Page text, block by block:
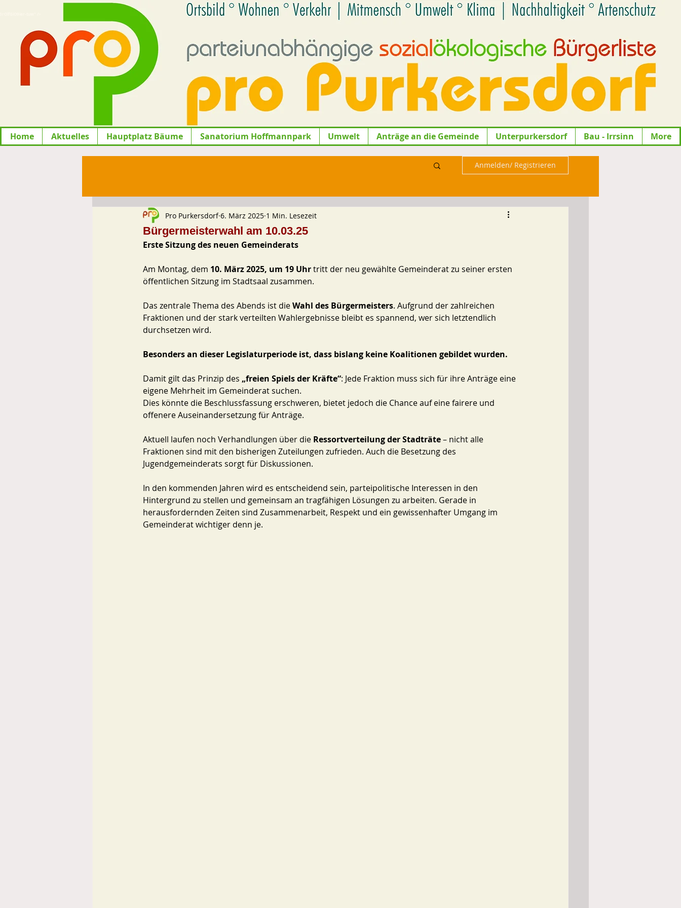
Home Aktuelles Hauptplatz Bäume Sanatorium Hoffmannpark Umwelt Anträge an die Gemeinde Unterpurkersdorf Bau - Irrsinn More
Anmelden/ Registrieren
Bürgermeisterwahl am 10.03.25
Pro Purkersdorf 6. März 2025 1 Min. Lesezeit
Erste Sitzung des neuen Gemeinderats
Am Montag, dem 10. März 2025, um 19 Uhr tritt der neu gewählte Gemeinderat zu seiner ersten
öffentlichen Sitzung im Stadtsaal zusammen.
Das zentrale Thema des Abends ist die Wahl des Bürgermeisters. Aufgrund der zahlreichen
Fraktionen und der stark verteilten Wahlergebnisse bleibt es spannend, wer sich letztendlich
durchsetzen wird.
Besonders an dieser Legislaturperiode ist, dass bislang keine Koalitionen gebildet wurden.
Damit gilt das Prinzip des „freien Spiels der Kräfte“: Jede Fraktion muss sich für ihre Anträge eine
eigene Mehrheit im Gemeinderat suchen.
Dies könnte die Beschlussfassung erschweren, bietet jedoch die Chance auf eine fairere und
offenere Auseinandersetzung für Anträge.
Aktuell laufen noch Verhandlungen über die Ressortverteilung der Stadträte – nicht alle
Fraktionen sind mit den bisherigen Zuteilungen zufrieden. Auch die Besetzung des
Jugendgemeinderats sorgt für Diskussionen.
In den kommenden Jahren wird es entscheidend sein, parteipolitische Interessen in den
Hintergrund zu stellen und gemeinsam an tragfähigen Lösungen zu arbeiten. Gerade in
herausfordernden Zeiten sind Zusammenarbeit, Respekt und ein gewissenhafter Umgang im
Gemeinderat wichtiger denn je.